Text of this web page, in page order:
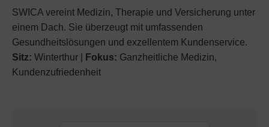
SWICA vereint Medizin, Therapie und Versicherung unter
einem Dach. Sie überzeugt mit umfassenden
Gesundheitslösungen und exzellentem Kundenservice.
Sitz: Winterthur | Fokus: Ganzheitliche Medizin,
Kundenzufriedenheit